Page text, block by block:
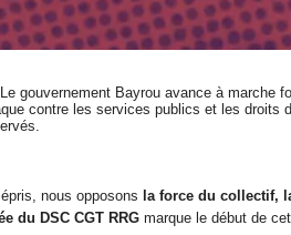
gouvernement Bayrou avance à marche
contre les services publics et les
nous opposons la force du collectif,
du DSC CGT RRG marque le début de